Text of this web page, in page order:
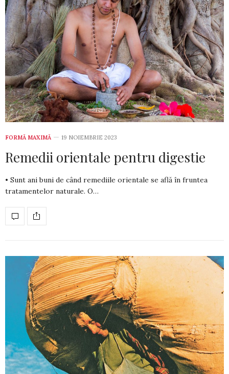
FORMĂ MAXIMĂ 19 NOIEMBRIE 2023
Remedii orientale pentru digestie
• Sunt ani buni de când remediile orientale se află în fruntea
tratamentelor naturale. O…